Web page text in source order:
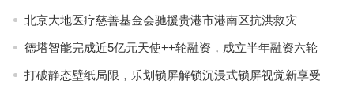
北京大地医疗慈善基金会驰援贵港市港南区抗洪救灾
德塔智能完成近5亿元天使++轮融资，成立半年融资六轮
打破静态壁纸局限，乐划锁屏解锁沉浸式锁屏视觉新享受